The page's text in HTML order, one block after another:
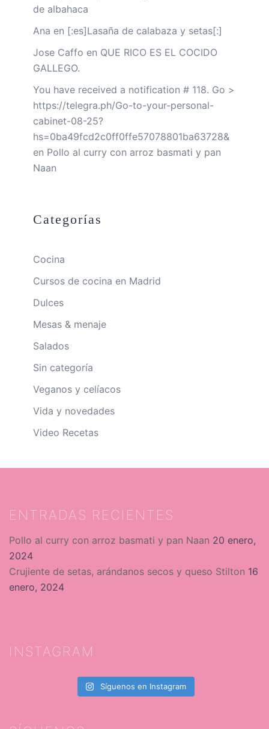
de albahaca
Ana en [:es]Lasaña de calabaza y setas[:]
Jose Caffo en QUE RICO ES EL COCIDO
GALLEGO.
You have received a notification # 118. Go >
https://telegra.ph/Go-to-your-personal-
cabinet-08-25?
hs=0ba49fcd2c0ff0ffe57078801ba63728&
en Pollo al curry con arroz basmati y pan
Naan
Categorías
Cocina
Cursos de cocina en Madrid
Dulces
Mesas & menaje
Salados
Sin categoría
Veganos y celíacos
Vida y novedades
Video Recetas
ENTRADAS RECIENTES
Pollo al curry con arroz basmati y pan Naan 20 enero,
2024
Crujiente de setas, arándanos secos y queso Stilton 16
enero, 2024
INSTAGRAM
Síguenos en Instagram